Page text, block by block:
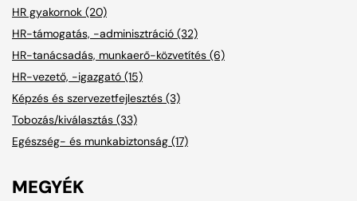
HR gyakornok (20)
HR-támogatás, -adminisztráció (32)
HR-tanácsadás, munkaerő-közvetítés (6)
HR-vezető, -igazgató (15)
Képzés és szervezetfejlesztés (3)
Tobozás/kiválasztás (33)
Egészség- és munkabiztonság (17)
MEGYÉK